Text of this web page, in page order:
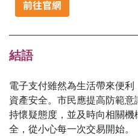
結語
電子支付雖然為生活帶來便
資產安全。市民應提高防範
持懷疑態度，並及時向相關
全，從小心每一次交易開始。